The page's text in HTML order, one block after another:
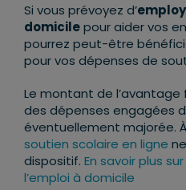
Si vous prévoyez d’
domicilepour aider vos
pourrez peut-être
pour vos dépenses de
Le montant de l’avantage
des dépenses engagées
éventuellement majorée.
soutien scolaire en ligne
dispositif. En savoir plus
l’emploi à domicile